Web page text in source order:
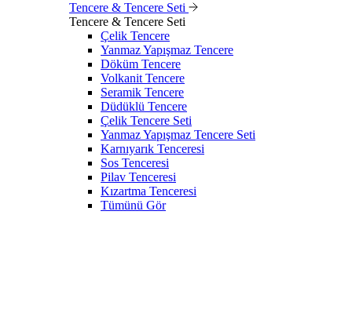
Tencere & Tencere Seti
Tencere & Tencere Seti
Çelik Tencere
Yanmaz Yapışmaz Tencere
Döküm Tencere
Volkanit Tencere
Seramik Tencere
Düdüklü Tencere
Çelik Tencere Seti
Yanmaz Yapışmaz Tencere Seti
Karnıyarık Tenceresi
Sos Tenceresi
Pilav Tenceresi
Kızartma Tenceresi
Tümünü Gör